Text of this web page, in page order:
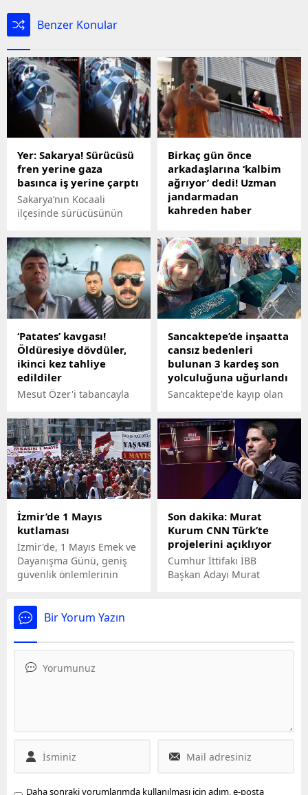
Benzer Konular
Yer: Sakarya! Sürücüsü
fren yerine gaza
basınca iş yerine çarptı
Sakarya’nın Kocaali
ilçesinde sürücüsünün
yerine gaza bastığı
otomobil, iş yerine çarptı.
Hasar gören iş yerinin
çalışanları, büyük korku
yaşadı.
Birkaç gün önce
arkadaşlarına ‘kalbim
ağrıyor’ dedi! Uzman
jandarmadan
kahreden haber
bölüğünde görevli 43
yaşındaki uzman
jandarma Gökhan
Kam'dan (43), evinde ölü
bulundu. Kam, birkaç gün
önce arkadaşlarına ‘kalbim
ağrıyor’ dediği öğrenildi.
‘Patates’ kavgası!
Öldüresiye dövdüler,
ikinci kez tahliye
edildiler
Mesut Özer'i tabancayla
sonra darbeden, Ruşen
Yıldız ve İsmail Akın
3'üncü kez çıktıkları hakim
karşısında, ikinci kez
tahliye kararıyla serbest
bırakıldı. İşte olayın
Sancaktepe’de inşaatta
cansız bedenleri
bulunan 3 kardeş son
yolculuğuna uğurlandı
Sancaktepe'de kayıp olan
inşaatın su dolu
temelinde bulundu. 7
yaşındaki Berat, 9
yaşındaki Baran ve 11
yaşındaki Batuhan Sağın
kardeşlerin cenazeleri
ardından gözyaşları içinde
toprağa verildi.
İzmir’de 1 Mayıs
kutlaması
İzmir'de, 1 Mayıs Emek ve
Dayanışma Günü, geniş
güvenlik önlemlerinin
Son dakika: Murat
Kurum CNN Türk’te
projelerini açıklıyor
Cumhur İttifakı İBB
Başkan Adayı Murat
Bir Yorum Yazın
Daha sonraki yorumlarımda kullanılması için adım, e-posta